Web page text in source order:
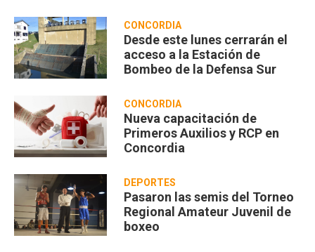
CONCORDIA
Desde este lunes cerrarán el
acceso a la Estación de
Bombeo de la Defensa Sur
CONCORDIA
Nueva capacitación de
Primeros Auxilios y RCP en
Concordia
DEPORTES
Pasaron las semis del Torneo
Regional Amateur Juvenil de
boxeo